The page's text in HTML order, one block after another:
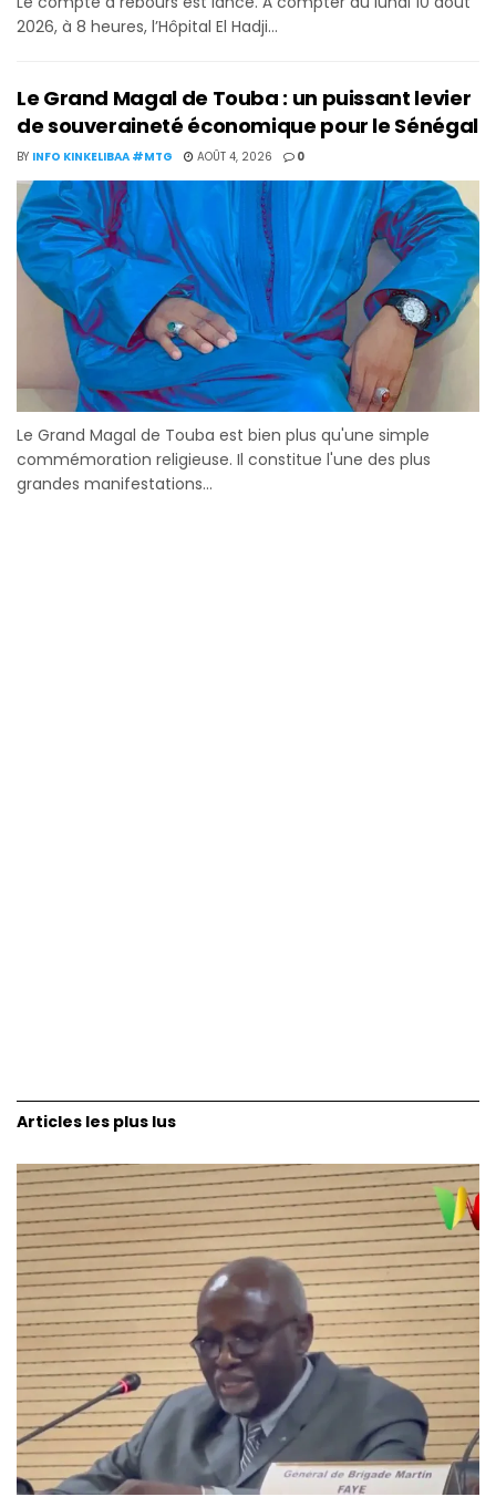
2026, à 8 heures, l’Hôpital El Hadji...
Le Grand Magal de Touba : un puissant levier
de souveraineté économique pour le Sénégal
BY INFO KINKELIBAA #MTG AOÛT 4, 2026 0
Le Grand Magal de Touba est bien plus qu'une simple
commémoration religieuse. Il constitue l'une des plus
grandes manifestations...
Articles les plus lus